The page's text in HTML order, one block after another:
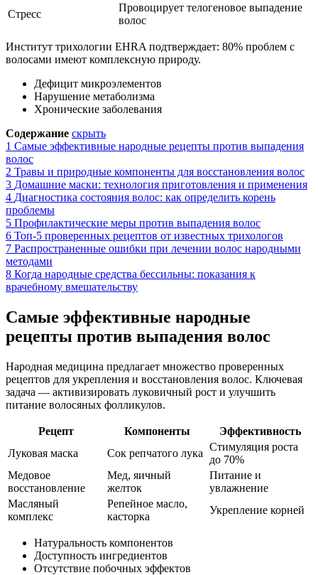
Стресс
Провоцирует телогеновое выпадение
волос
Институт трихологии EHRA подтверждает: 80% проблем с
волосами имеют комплексную природу.
Дефицит микроэлементов
Нарушение метаболизма
Хронические заболевания
Содержание скрыть
1 Самые эффективные народные рецепты против выпадения
волос
2 Травы и природные компоненты для восстановления волос
3 Домашние маски: технология приготовления и применения
4 Диагностика состояния волос: как определить корень
проблемы
5 Профилактические меры против выпадения волос
6 Топ-5 проверенных рецептов от известных трихологов
7 Распространенные ошибки при лечении волос народными
методами
8 Когда народные средства бессильны: показания к
врачебному вмешательству
Самые эффективные народные
рецепты против выпадения волос
Народная медицина предлагает множество проверенных
рецептов для укрепления и восстановления волос. Ключевая
задача — активизировать луковичный рост и улучшить
питание волосяных фолликулов.
Рецепт Компоненты
Эффективность
Луковая маска
Сок репчатого лука
Стимуляция роста
до 70%
Медовое
восстановление
Мед, яичный
желток
Питание и
увлажнение
Масляный
комплекс
Репейное масло,
касторка
Укрепление корней
Натуральность компонентов
Доступность ингредиентов
Отсутствие побочных эффектов